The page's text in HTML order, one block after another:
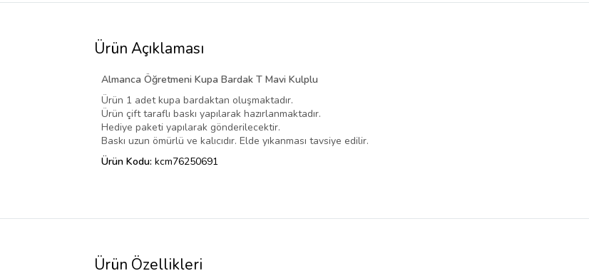
Ürün Açıklaması
Almanca Öğretmeni Kupa Bardak T Mavi Kulplu
Ürün 1 adet kupa bardaktan oluşmaktadır.
Ürün çift taraflı baskı yapılarak hazırlanmaktadır.
Hediye paketi yapılarak gönderilecektir.
Baskı uzun ömürlü ve kalıcıdır. Elde yıkanması tavsiye edilir.
Ürün Kodu: kcm76250691
Ürün Özellikleri